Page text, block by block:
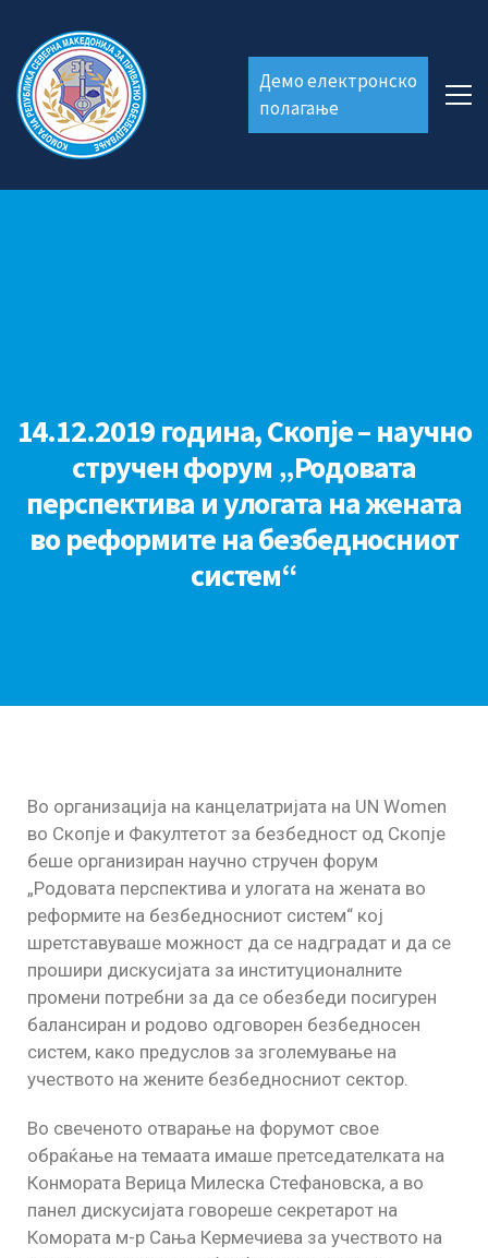
Демо електронско
полагање
14.12.2019 година, Скопје – научно
стручен форум „Родовата
перспектива и улогата на жената
во реформите на безбедносниот
систем“
Во организација на канцелатријата на UN Women
во Скопје и Факултетот за безбедност од Скопје
беше организиран научно стручен форум
„Родовата перспектива и улогата на жената во
реформите на безбедносниот систем“ кој
шретставуваше можност да се надградат и да се
прошири дискусијата за институционалните
промени потребни за да се обезбеди посигурен
балансиран и родово одговорен безбедносен
систем, како предуслов за зголемување на
учеството на жените безбедносниот сектор.
Во свеченото отварање на форумот свое
обраќање на темаата имаше претседателката на
Конмората Верица Милеска Стефановска, а во
панел дискусијата говореше секретарот на
Комората м-р Сања Кермечиева за учеството на